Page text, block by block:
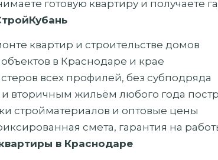
готовую квартиру и получаете
квартир и строительстве домов
в Краснодаре и крае
всех профилей, без субподряда
и вторичным жильём любого года
стройматериалов и оптовые цены
смета, гарантия на
в Краснодаре